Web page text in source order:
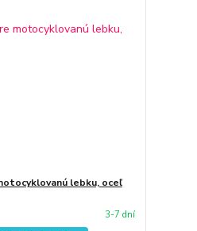
lebku, oceľ
3-7 dní